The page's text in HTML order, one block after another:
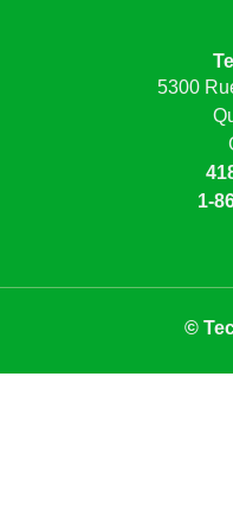
5300
1-
©